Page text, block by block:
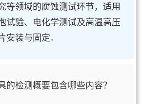
等领域的腐蚀测试环节，适用
试验、电化学测试及高温高压
安装与固定。
的检测概要包含哪些内容？